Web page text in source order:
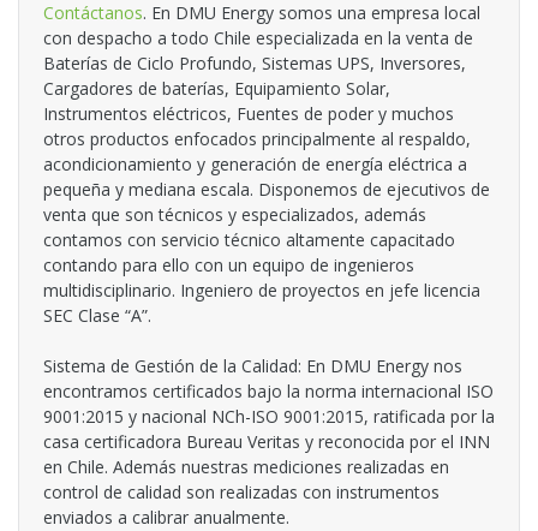
Contáctanos. En DMU Energy somos una empresa local
con despacho a todo Chile especializada en la venta de
Baterías de Ciclo Profundo, Sistemas UPS, Inversores,
Cargadores de baterías, Equipamiento Solar,
Instrumentos eléctricos, Fuentes de poder y muchos
otros productos enfocados principalmente al respaldo,
acondicionamiento y generación de energía eléctrica a
pequeña y mediana escala. Disponemos de ejecutivos de
venta que son técnicos y especializados, además
contamos con servicio técnico altamente capacitado
contando para ello con un equipo de ingenieros
multidisciplinario. Ingeniero de proyectos en jefe licencia
SEC Clase “A”.
Sistema de Gestión de la Calidad: En DMU Energy nos
encontramos certificados bajo la norma internacional ISO
9001:2015 y nacional NCh-ISO 9001:2015, ratificada por la
casa certificadora Bureau Veritas y reconocida por el INN
en Chile. Además nuestras mediciones realizadas en
control de calidad son realizadas con instrumentos
enviados a calibrar anualmente.